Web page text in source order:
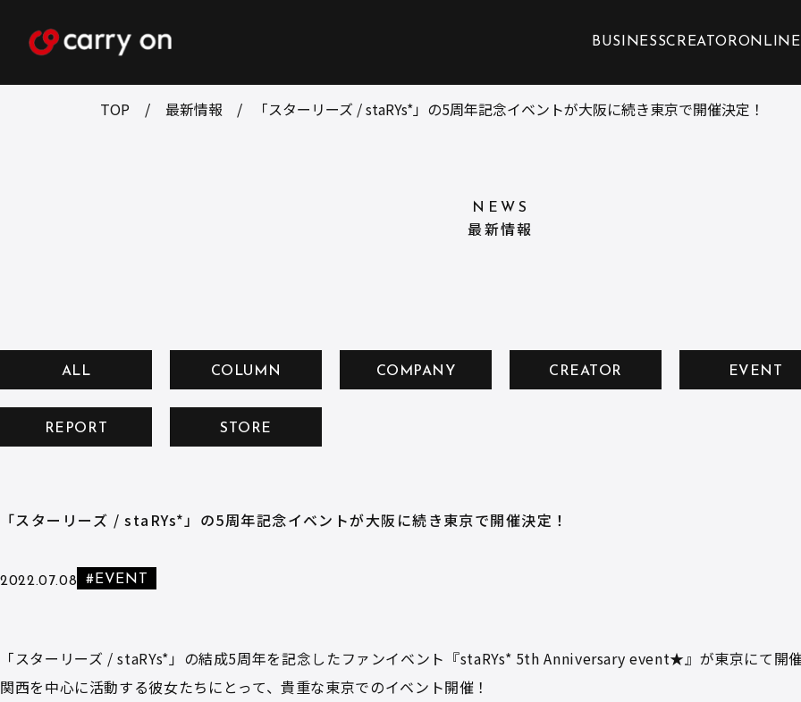
BUSINESSCREATORONLINE
TOP 最新情報 「スターリーズ / staRYs*」の5周年記念イベントが大阪に続き東京で開催決定！
NEWS
最新情報
ALL COLUMN COMPANY CREATOR EVENT
REPORT STORE
「スターリーズ / staRYs*」の5周年記念イベントが大阪に続き東京で開催決定！
2022.07.08 #EVENT
「スターリーズ / staRYs*」の結成5周年を記念したファンイベント『staRYs* 5th Anniversary event★』が東京にて開催
関西を中心に活動する彼女たちにとって、貴重な東京でのイベント開催！